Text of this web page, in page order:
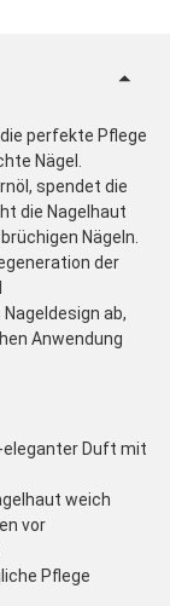
perfekte Pflege
Nägel.
spendet die
die Nagelhaut
Nägeln.
der
ab,
Anwendung
eleganter Duft mit
weich
vor
Pflege